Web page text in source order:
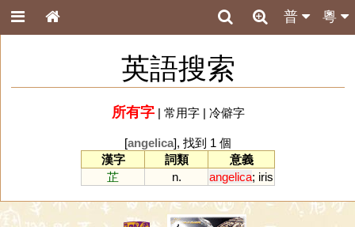
粵
普
英語搜索
所有字| 常用字| 冷僻字
[angelica], 找到 1 個
漢字
詞類
意義
芷
n. angelica; iris